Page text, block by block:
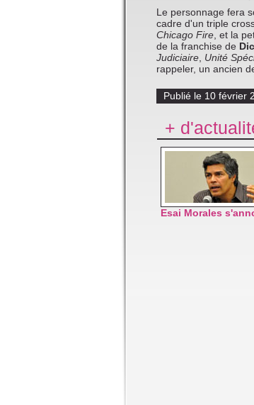
Le personnage fera
cadre d'un triple
Chicago Fire , et la
de la franchise de
Judiciaire Unité
rappeler, un ancien
Publié le 10 février
+
Esai Morales